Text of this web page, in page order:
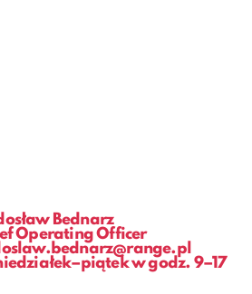
Bednarz
Operating Officer
w godz. 9–17